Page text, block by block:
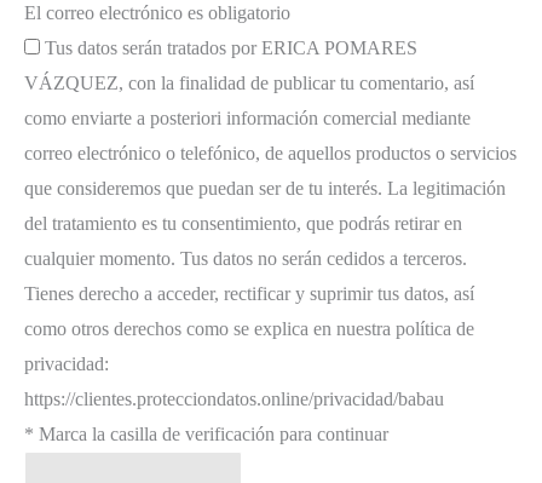
El correo electrónico es obligatorio
Tus datos serán tratados por ERICA POMARES
VÁZQUEZ, con la finalidad de publicar tu comentario, así
como enviarte a posteriori información comercial mediante
correo electrónico o telefónico, de aquellos productos o servicios
que consideremos que puedan ser de tu interés. La legitimación
del tratamiento es tu consentimiento, que podrás retirar en
cualquier momento. Tus datos no serán cedidos a terceros.
Tienes derecho a acceder, rectificar y suprimir tus datos, así
como otros derechos como se explica en nuestra política de
privacidad:
https://clientes.protecciondatos.online/privacidad/babau
* Marca la casilla de verificación para continuar